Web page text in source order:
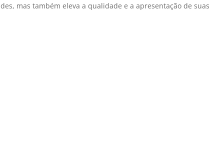
mas também eleva a qualidade e a apresentação de suas